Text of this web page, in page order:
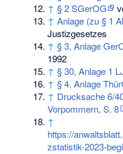
↑ § 2 SGerOG
↑ Anlage (zu § 1
Justizgesetzes
↑ § 3, Anlage
1992
↑ § 30, Anlage 1
↑ § 4, Anlage
↑ Drucksache 6/
Vorpommern, S. 8
↑
https://
zstatistik-2023-